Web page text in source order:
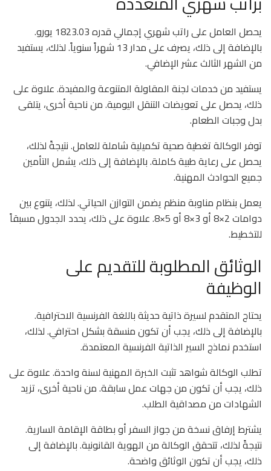
يحصل العامل على راتب شهري إجمالي قدره 1823.03 يورو.
بالإضافة إلى ذلك، يصرف على مدار 13 شهراً سنوياً. لذلك، يستفيد
من الشهر الثالث عشر الإضافي.
يستفيد من خدمات لجنة المقاولة المتنوعة والمفيدة. علاوة على
ذلك، يحصل على تعويضات التنقل اليومية. من ناحية أخرى، يتلقى
بدل وجبات الطعام.
توفر الوكالة تغطية صحية تكميلية شاملة للعامل. نتيجةً لذلك،
يحصل على رعاية طبية كاملة. بالإضافة إلى ذلك، يشمل التأمين
جميع الحوادث المهنية.
يعمل بنظام مناوبة منظم يضمن التوازن الحياتي. لذلك، يتنوع بين
دوامات 2×8 أو 3×8 أو 5×8. علاوة على ذلك، يحدد الجدول مسبقاً
للتخطيط.
الوثائق المطلوبة للتقديم على
الوظيفة
يحتاج المتقدم لسيرة ذاتية حديثة باللغة الفرنسية الاحترافية.
بالإضافة إلى ذلك، يجب أن تكون منسقة بشكل احترافي. لذلك،
استخدم نماذج السير الذاتية الفرنسية المعتمدة.
تطلب الوكالة شواهد تثبت الخبرة المهنية لسنة واحدة. علاوة على
ذلك، يجب أن تكون من جهات عمل سابقة. من ناحية أخرى، تزيد
الشهادات من مصداقية الطلب.
يشترط إرفاق نسخة من جواز السفر أو بطاقة الإقامة السارية.
نتيجةً لذلك، تتحقق الوكالة من الهوية القانونية. بالإضافة إلى
ذلك، يجب أن تكون الوثائق واضحة.